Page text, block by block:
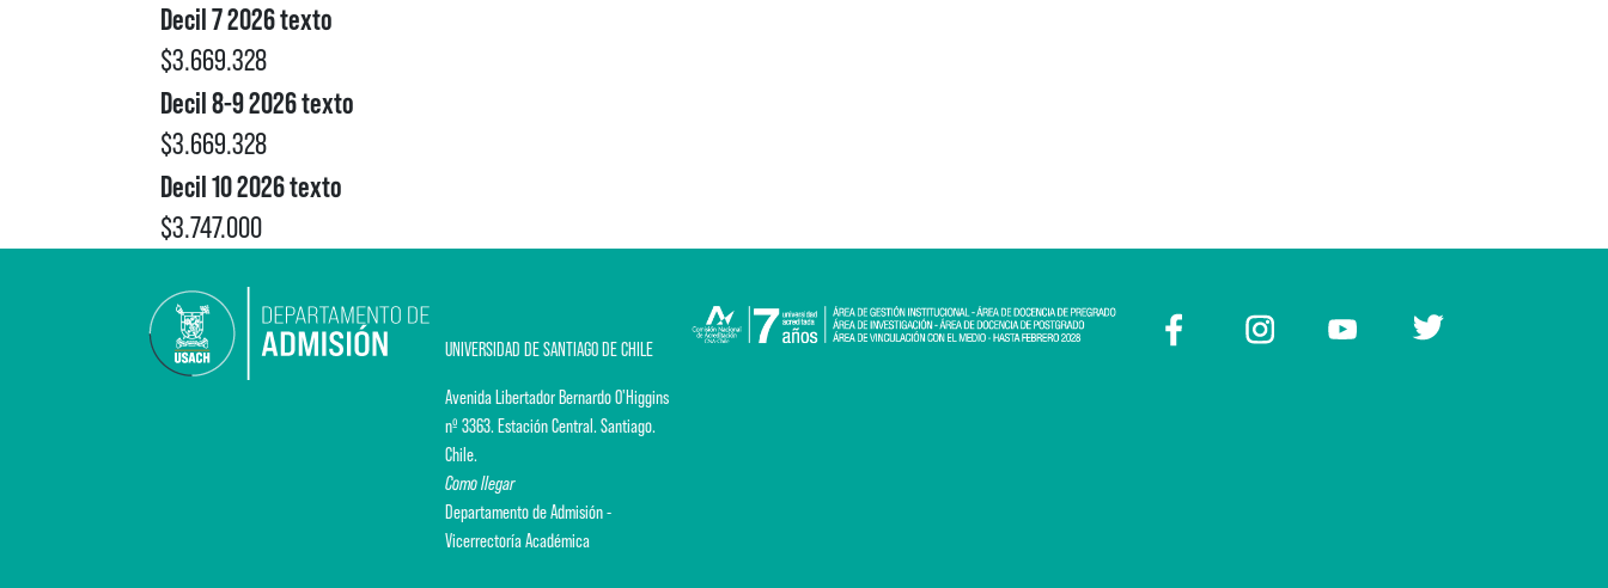
Decil 7 2026 texto
$3.669.328
Decil 8-9 2026 texto
$3.669.328
Decil 10 2026 texto
$3.747.000
UNIVERSIDAD DE SANTIAGO DE CHILE
Avenida Libertador Bernardo O'Higgins
nº 3363. Estación Central. Santiago.
Chile.
Como llegar
Departamento de Admisión -
Vicerrectoría Académica